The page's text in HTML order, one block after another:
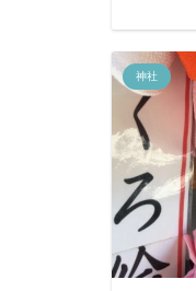
神社